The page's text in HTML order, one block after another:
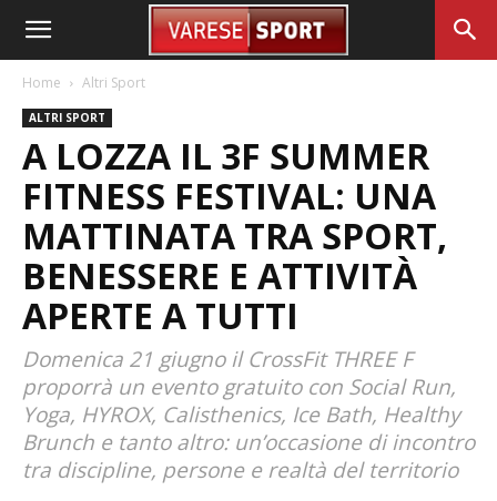
Home Altri Sport
ALTRI SPORT
A LOZZA IL 3F SUMMER
FITNESS FESTIVAL: UNA
MATTINATA TRA SPORT,
BENESSERE E ATTIVITÀ
APERTE A TUTTI
Domenica 21 giugno il CrossFit THREE F
proporrà un evento gratuito con Social Run,
Yoga, HYROX, Calisthenics, Ice Bath, Healthy
Brunch e tanto altro: un’occasione di incontro
tra discipline, persone e realtà del territorio